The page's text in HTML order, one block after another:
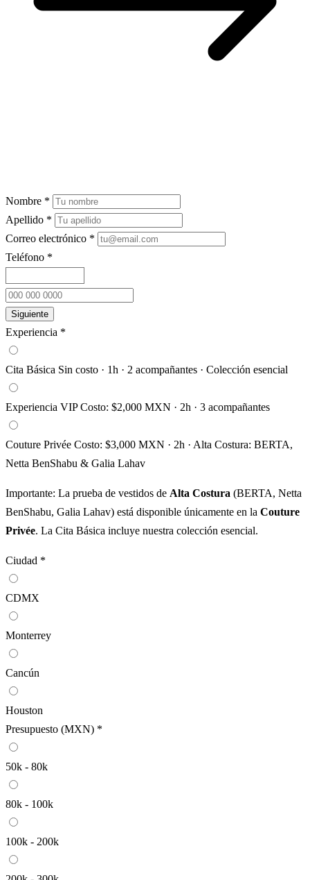
Nombre *
Apellido *
Correo electrónico *
Teléfono *
Siguiente
Experiencia *
Cita Básica Sin costo · 1h · 2 acompañantes · Colección esencial
Experiencia VIP Costo: $2,000 MXN · 2h · 3 acompañantes
Couture Privée Costo: $3,000 MXN · 2h · Alta Costura: BERTA,
Netta BenShabu & Galia Lahav
Importante: La prueba de vestidos de Alta Costura (BERTA, Netta
BenShabu, Galia Lahav) está disponible únicamente en la Couture
Privée. La Cita Básica incluye nuestra colección esencial.
Ciudad *
CDMX
Monterrey
Cancún
Houston
Presupuesto (MXN) *
50k - 80k
80k - 100k
100k - 200k